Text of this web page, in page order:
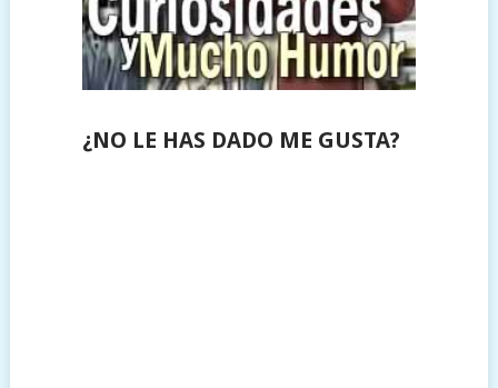
¿NO LE HAS DADO ME GUSTA?